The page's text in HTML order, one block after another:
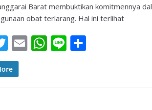
Barat membuktikan komitmennya
obat terlarang. Hal ini terlihat
T
w
itt
E
m
W
h
Li
n